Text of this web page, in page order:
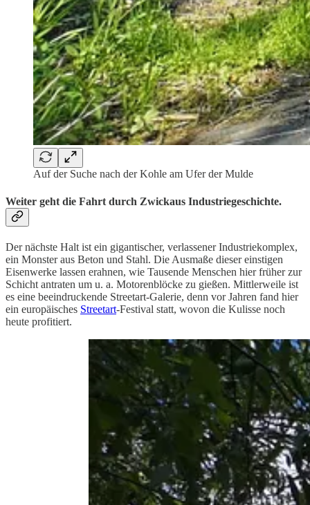
Auf der Suche nach der Kohle am Ufer der Mulde
Weiter geht die Fahrt durch Zwickaus Industriegeschichte.
Der nächste Halt ist ein gigantischer, verlassener Industriekomplex,
ein Monster aus Beton und Stahl. Die Ausmaße dieser einstigen
Eisenwerke lassen erahnen, wie Tausende Menschen hier früher zur
Schicht antraten um u. a. Motorenblöcke zu gießen. Mittlerweile ist
es eine beeindruckende Streetart-Galerie, denn vor Jahren fand hier
ein europäisches Streetart-Festival statt, wovon die Kulisse noch
heute profitiert.